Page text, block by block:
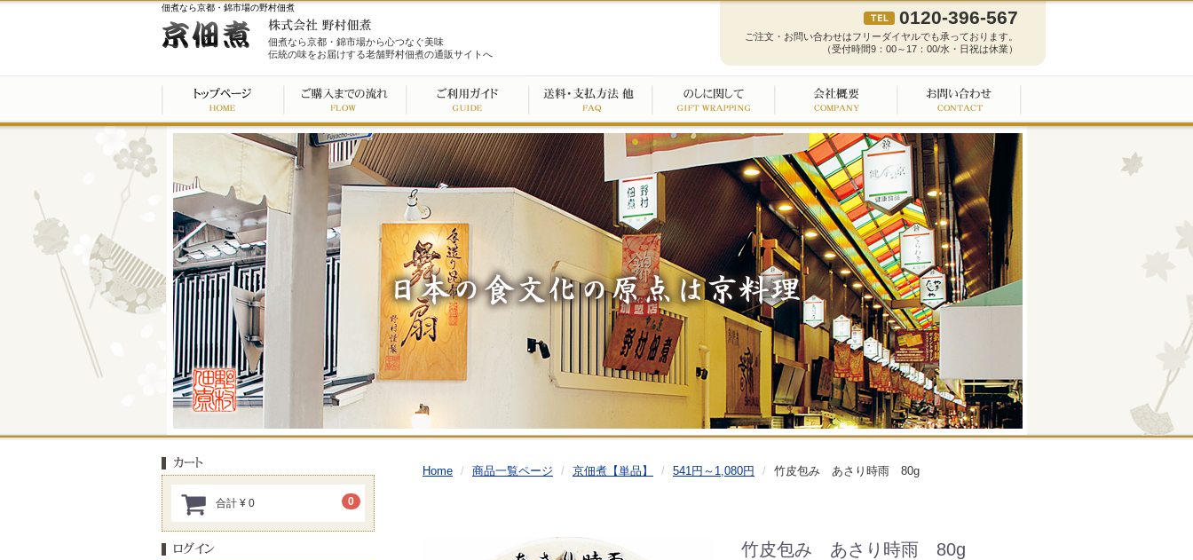
佃煮なら京都・錦市場の野村佃煮
佃煮なら京都・錦市場から心つなぐ美味
伝統の味をお届けする老舗野村佃煮の通販サイトへ
0120-396-567
ご注文・お問い合わせはフリーダイヤルでも承っております。
（受付時間9：00～17：00/水・日祝は休業）
0
合計 ¥ 0
Home 商品一覧ページ 京佃煮【単品】 541円～1,080円 竹皮包み あさり時雨 80g
竹皮包み あさり時雨 80g